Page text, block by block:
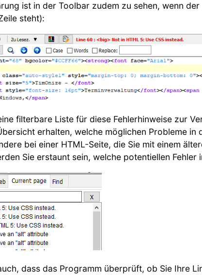
ist in der Toolbar zudem zu sehen, wenn
steht):
filterbare Liste für diese Fehlerhinweise zur
erhalten, welche möglichen Probleme in
bei einer HTML-Seite, die Sie mit einem
Sie erstaunt sein, welche potentiellen Fehler
dass das Programm überprüft, ob Sie Ihre